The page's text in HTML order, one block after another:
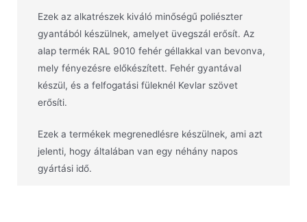
Ezek az alkatrészek kiváló minőségű poliészter
gyantából készülnek, amelyet üvegszál erősít. Az
alap termék RAL 9010 fehér géllakkal van bevonva,
mely fényezésre előkészített. Fehér gyantával
készül, és a felfogatási füleknél Kevlar szövet
erősíti.
Ezek a termékek megrenedlésre készülnek, ami azt
jelenti, hogy általában van egy néhány napos
gyártási idő.